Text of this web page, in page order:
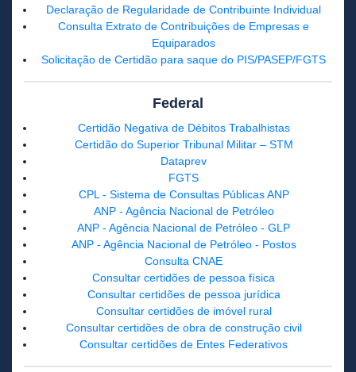
Declaração de Regularidade de Contribuinte Individual
Consulta Extrato de Contribuições de Empresas e
Equiparados
Solicitação de Certidão para saque do PIS/PASEP/FGTS
Federal
Certidão Negativa de Débitos Trabalhistas
Certidão do Superior Tribunal Militar – STM
Dataprev
FGTS
CPL - Sistema de Consultas Públicas ANP
ANP - Agência Nacional de Petróleo
ANP - Agência Nacional de Petróleo - GLP
ANP - Agência Nacional de Petróleo - Postos
Consulta CNAE
Consultar certidões de pessoa física
Consultar certidões de pessoa jurídica
Consultar certidões de imóvel rural
Consultar certidões de obra de construção civil
Consultar certidões de Entes Federativos